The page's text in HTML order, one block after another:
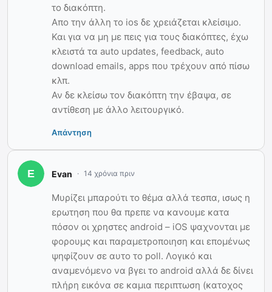
το διακόπτη.
Απο την άλλη το ios δε χρειάζεται κλείσιμο.
Και για να μη με πεις για τους διακόπτες, έχω
κλειστά τα auto updates, feedback, auto
download emails, apps που τρέχουν από πίσω
κλπ.
Αν δε κλείσω τον διακόπτη την έβαψα, σε
αντίθεση με άλλο λειτουργικό.
Απάντηση
Evan 14 χρόνια πριν
Μυρίζει μπαρούτι το θέμα αλλά τεσπα, ισως η
ερωτηση που θα πρεπε να κανουμε κατα
πόσον οι χρηστες android – iOS ψαχνονται με
φορουμς και παραμετροποιηση και επομένως
ψηφίζουν σε αυτο το poll. Λογικό και
αναμενόμενο να βγει το android αλλά δε δίνει
πλήρη εικόνα σε καμια περιπτωση (κατοχος